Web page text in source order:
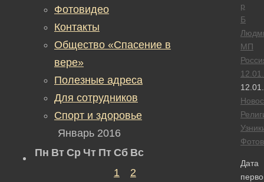
р
Б
МП
Дата
Фотовидео
Контакты
Общество «Спасение в
вере»
Полезные адреса
Для сотрудников
Спорт и здоровье
Январь 2016
Пн Вт Ср Чт Пт Сб Вс
1
2